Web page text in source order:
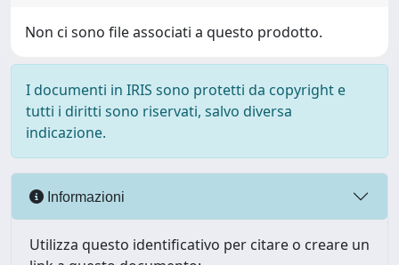
Non ci sono file associati a questo prodotto.
I documenti in IRIS sono protetti da copyright e
tutti i diritti sono riservati, salvo diversa
indicazione.
Informazioni
Utilizza questo identificativo per citare o creare un